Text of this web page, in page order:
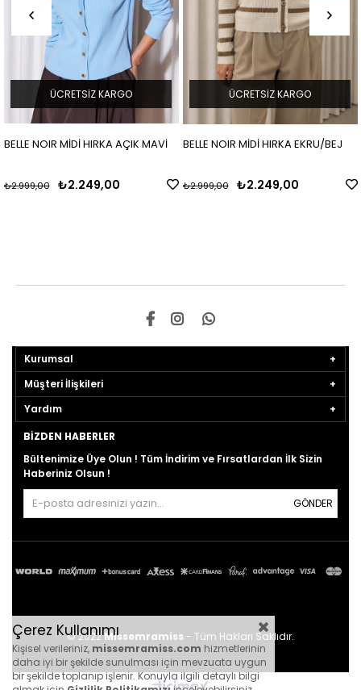
BELLE NOIR MİDİ HIRKA AÇIK MAVİ
₺2.249,00
₺2.999,00
ÜCRETSIZ KARGO
BELLE NOIR MİDİ HIRKA EKRU/BEJ
₺2.249,00
₺2.999,00
ÜCRETSIZ KARGO
Kurumsal
Müşteri İlişkileri
Yardım
BIZDEN HABERLER
Bültenimize Üye Olun ! Tüm İndirim ve Fırsatlardan İlk Sizin
Haberiniz Olsun !
GÖNDER
© 2022Missemramiss - Tüm Hakları Saklıdır.
Çerez Kullanımı
Kişisel verileriniz, missemramiss.com hizmetlerinin
daha iyi bir şekilde sunulması için mevzuata uygun
bir şekilde toplanıp işlenir. Konuyla ilgili detaylı bilgi